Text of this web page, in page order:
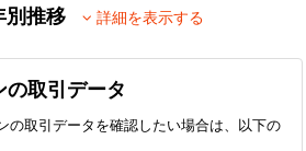
別推移 詳細を表示する
取引データ
の取引データを確認したい場合は、以下の